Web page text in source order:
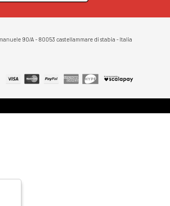
90/A - 80053 castellammare di stabia - Italia